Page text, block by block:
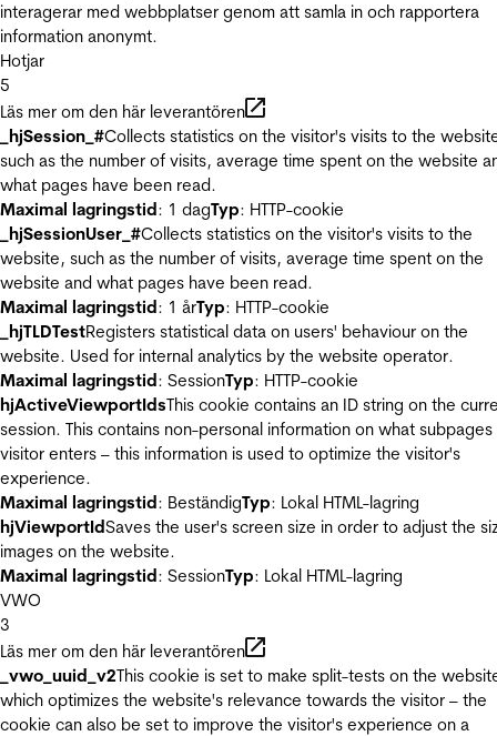
interagerar med webbplatser genom att samla in och rapportera
information anonymt.
Hotjar
5
Läs mer om den här leverantören
_hjSession_#Collects statistics on the visitor's visits to the
such as the number of visits, average time spent on the website
what pages have been read.
Maximal lagringstid: 1 dagTyp: HTTP-cookie
_hjSessionUser_#Collects statistics on the visitor's visits to the
website, such as the number of visits, average time spent on the
website and what pages have been read.
Maximal lagringstid: 1 årTyp: HTTP-cookie
_hjTLDTestRegisters statistical data on users' behaviour on the
website. Used for internal analytics by the website operator.
Maximal lagringstid: SessionTyp: HTTP-cookie
hjActiveViewportIdsThis cookie contains an ID string on the
session. This contains non-personal information on what
visitor enters – this information is used to optimize the visitor's
experience.
Maximal lagringstid: BeständigTyp: Lokal HTML-lagring
hjViewportIdSaves the user's screen size in order to adjust the
images on the website.
Maximal lagringstid: SessionTyp: Lokal HTML-lagring
VWO
3
Läs mer om den här leverantören
_vwo_uuid_v2This cookie is set to make split-tests on the
which optimizes the website's relevance towards the visitor – the
cookie can also be set to improve the visitor's experience on a